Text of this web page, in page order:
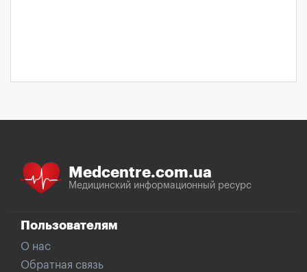
Medcentre.com.ua
Медицинский информационный ресурс
Пользователям
О нас
Обратная связь